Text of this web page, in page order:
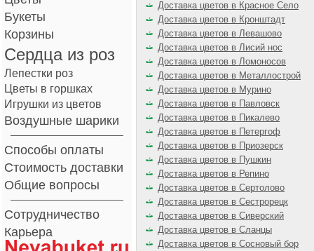
Букеты
Корзины
Сердца из роз
Лепестки роз
Цветы в горшках
Игрушки из цветов
Воздушные шарики
Способы оплаты
Стоимость доставки
Общие вопросы
Сотрудничество
Карьера
Доставка цветов в Красное Село
Доставка цветов в Кронштадт
Доставка цветов в Левашово
Доставка цветов в Лисий нос
Доставка цветов в Ломоносов
Доставка цветов в Металлострой
Доставка цветов в Мурино
Доставка цветов в Павловск
Доставка цветов в Пикалево
Доставка цветов в Петергоф
Доставка цветов в Приозерск
Доставка цветов в Пушкин
Доставка цветов в Репино
Доставка цветов в Сертолово
Доставка цветов в Сестрорецк
Доставка цветов в Сиверский
Доставка цветов в Сланцы
Доставка цветов в Сосновый бор